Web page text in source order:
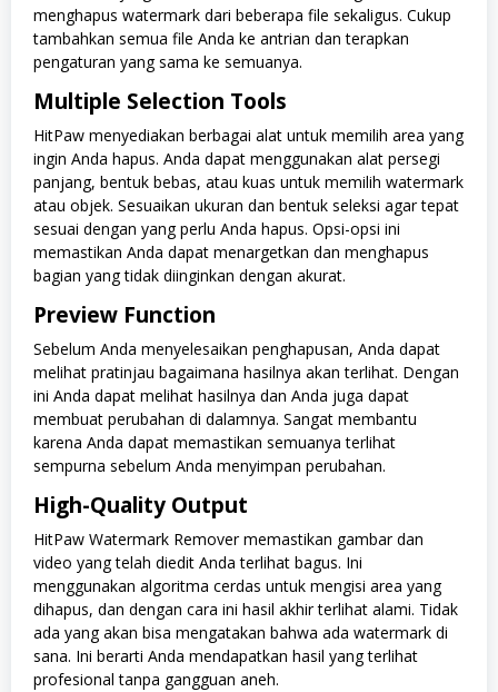
menghapus watermark dari beberapa file sekaligus. Cukup
tambahkan semua file Anda ke antrian dan terapkan
pengaturan yang sama ke semuanya.
Multiple Selection Tools
HitPaw menyediakan berbagai alat untuk memilih area yang
ingin Anda hapus. Anda dapat menggunakan alat persegi
panjang, bentuk bebas, atau kuas untuk memilih watermark
atau objek. Sesuaikan ukuran dan bentuk seleksi agar tepat
sesuai dengan yang perlu Anda hapus. Opsi-opsi ini
memastikan Anda dapat menargetkan dan menghapus
bagian yang tidak diinginkan dengan akurat.
Preview Function
Sebelum Anda menyelesaikan penghapusan, Anda dapat
melihat pratinjau bagaimana hasilnya akan terlihat. Dengan
ini Anda dapat melihat hasilnya dan Anda juga dapat
membuat perubahan di dalamnya. Sangat membantu
karena Anda dapat memastikan semuanya terlihat
sempurna sebelum Anda menyimpan perubahan.
High-Quality Output
HitPaw Watermark Remover memastikan gambar dan
video yang telah diedit Anda terlihat bagus. Ini
menggunakan algoritma cerdas untuk mengisi area yang
dihapus, dan dengan cara ini hasil akhir terlihat alami. Tidak
ada yang akan bisa mengatakan bahwa ada watermark di
sana. Ini berarti Anda mendapatkan hasil yang terlihat
profesional tanpa gangguan aneh.